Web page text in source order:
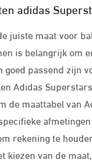
adidas
juiste maat voor
is belangrijk om
goed passend zijn
Adidas
de maattabel van
afmetingen
rekening te
kiezen van de